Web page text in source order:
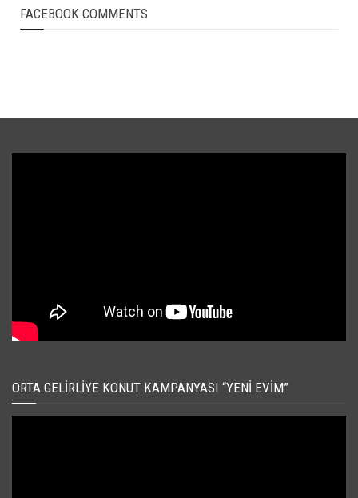
FACEBOOK COMMENTS
ORTA GELIRLIYE KONUT KAMPANYASI “YENI EVIM”